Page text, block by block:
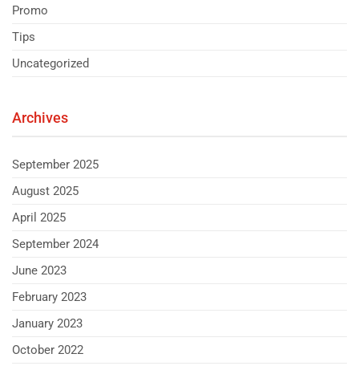
Promo
Tips
Uncategorized
Archives
September 2025
August 2025
April 2025
September 2024
June 2023
February 2023
January 2023
October 2022